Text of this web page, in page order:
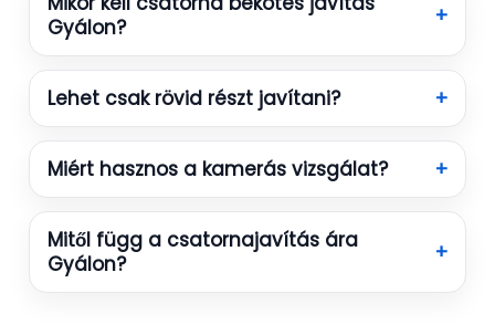
Gyálon?
+
Lehet csak rövid részt javítani? +
Miért hasznos a kamerás vizsgálat? +
Mitől függ a csatornajavítás ára
Gyálon?
+